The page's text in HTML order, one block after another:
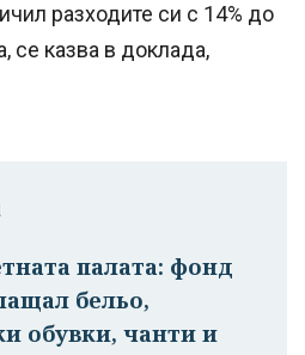
разходите си с 14% до
се казва в доклада,
палата: фонд
бельо,
обувки, чанти и